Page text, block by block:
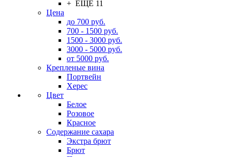
+ ЕЩЕ 11
Цена
до 700 руб.
700 - 1500 руб.
1500 - 3000 руб.
3000 - 5000 руб.
от 5000 руб.
Крепленые вина
Портвейн
Херес
Цвет
Белое
Розовое
Красное
Содержание сахара
Экстра брют
Брют